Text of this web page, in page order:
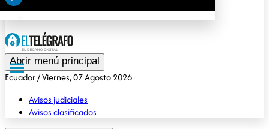
Abrir menú principal
Ecuador/ Viernes, 07 Agosto 2026
Avisos judiciales
Avisos clasificados